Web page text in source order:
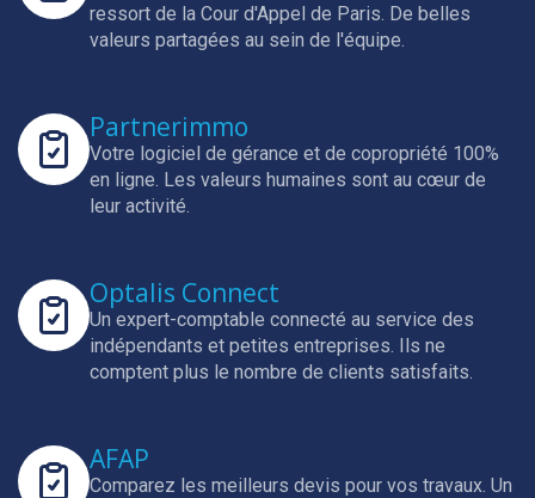
ressort de la Cour d'Appel de Paris. De belles
valeurs partagées au sein de l'équipe.
Partnerimmo
Votre logiciel de gérance et de copropriété 100%
en ligne. Les valeurs humaines sont au cœur de
leur activité.
Optalis Connect
Un expert-comptable connecté au service des
indépendants et petites entreprises. Ils ne
comptent plus le nombre de clients satisfaits.
AFAP
Comparez les meilleurs devis pour vos travaux. Un